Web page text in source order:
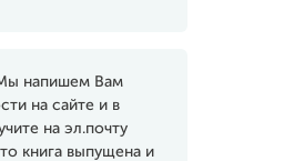
напишем Вам
на сайте и в
на эл.почту
книга выпущена и